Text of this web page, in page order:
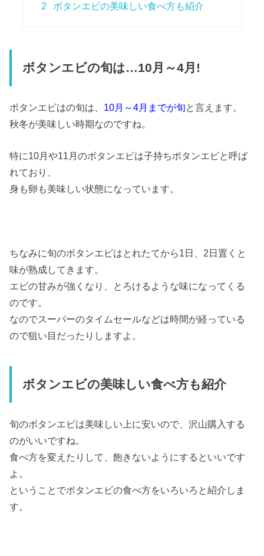
2 ボタンエビの美味しい食べ方も紹介
ボタンエビの旬は…10月～4月!
ボタンエビはの旬は、 10月～4月までが旬 と言えます。
秋冬が美味しい時期なのですね。
特に10月や11月のボタンエビは子持ちボタンエビと呼ば
れており、
身も卵も美味しい状態になっています。
ちなみに旬のボタンエビはとれたてから1日、2日置くと
味が熟成してきます。
エビの甘みが強くなり、とろけるような味になってくる
のです。
なのでスーパーのタイムセールなどは時間が経っている
ので狙い目だったりしますよ。
ボタンエビの美味しい食べ方も紹介
旬のボタンエビは美味しい上に安いので、沢山購入する
のがいいですね。
食べ方を変えたりして、飽きないようにするといいです
よ。
ということでボタンエビの食べ方をいろいろと紹介しま
す。